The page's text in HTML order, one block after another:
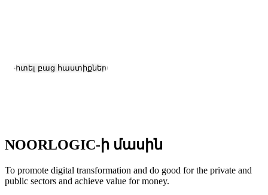
Դիտել բաց հաստիքները
NOORLOGIC-ի մասին
To promote digital transformation and do good for the private and
public sectors and achieve value for money.